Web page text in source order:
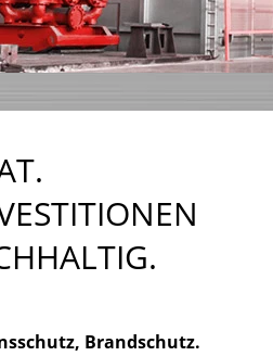
Brandschutz.